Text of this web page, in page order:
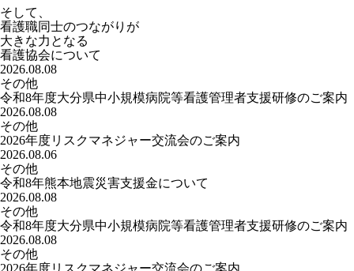
そして、
看護職同士のつながりが
大きな力となる
看護協会について
2026.08.08
その他
令和8年度大分県中小規模病院等看護管理者支援研修のご案内
2026.08.08
その他
2026年度リスクマネジャー交流会のご案内
2026.08.06
その他
令和8年熊本地震災害支援金について
2026.08.08
その他
令和8年度大分県中小規模病院等看護管理者支援研修のご案内
2026.08.08
その他